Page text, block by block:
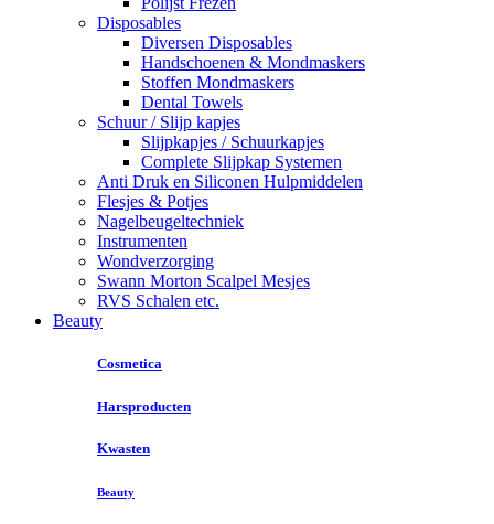
Disposables
Diversen Disposables
Handschoenen & Mondmaskers
Stoffen Mondmaskers
Dental Towels
Schuur / Slijp kapjes
Slijpkapjes / Schuurkapjes
Complete Slijpkap Systemen
Anti Druk en Siliconen Hulpmiddelen
Flesjes & Potjes
Nagelbeugeltechniek
Instrumenten
Wondverzorging
Swann Morton Scalpel Mesjes
RVS Schalen etc.
Beauty
Cosmetica
Harsproducten
Kwasten
Beauty